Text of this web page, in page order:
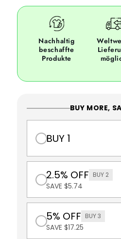
Nachhaltig
beschaffte
Produkte
BUY MORE,
BUY 1
2.5% OFF BUY 2
SAVE $5.74
5% OFF BUY 3
SAVE $17.25